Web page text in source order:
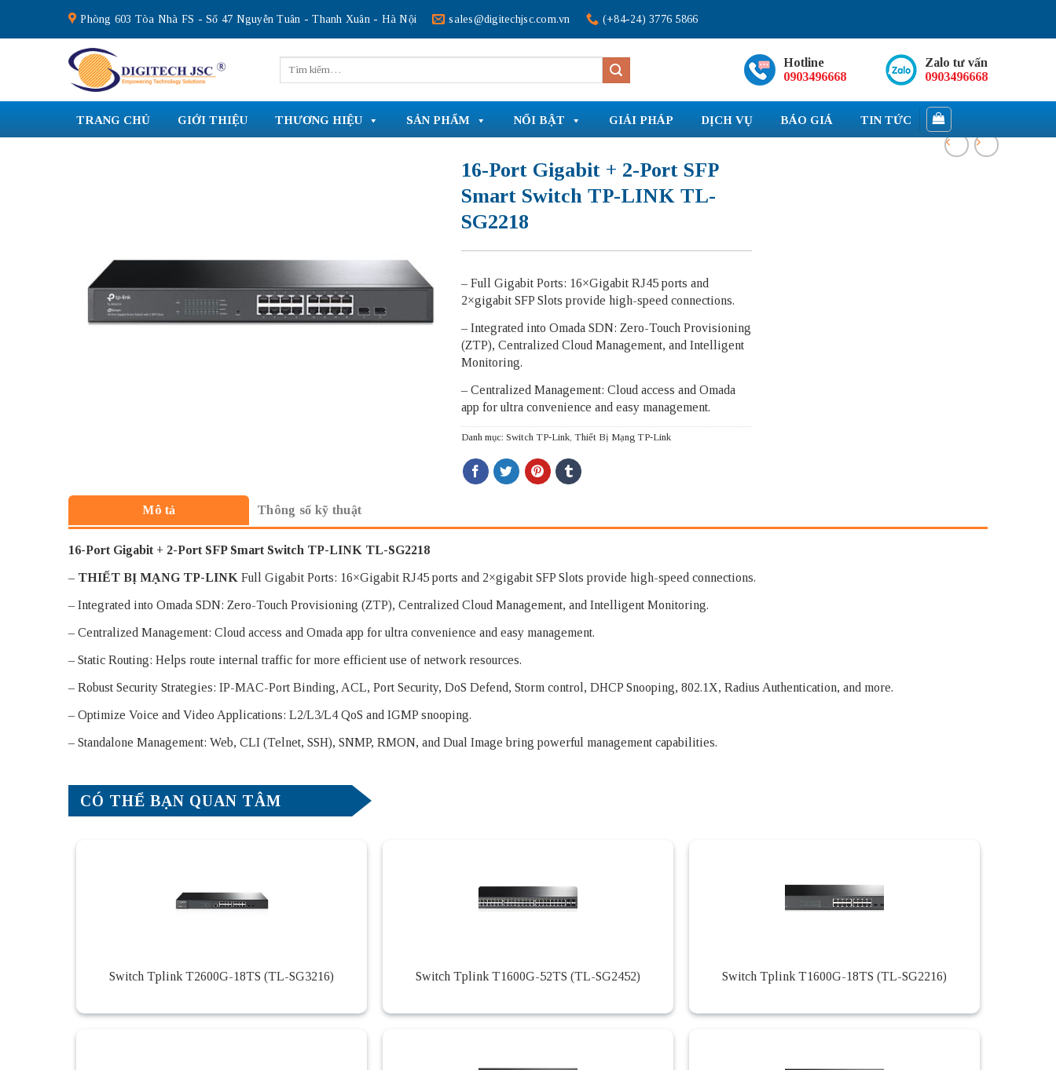
content
Phòng 603 Tòa Nhà FS - Số 47 Nguyễn Tuân - Thanh Xuân - Hà Nội sales@digitechjsc.com.vn (+84-24) 3776 5866
kiếm:
Hotline
0903496668
Zalo tư vấn
0903496668
TRANG CHỦ GIỚI THIỆU THƯƠNG HIỆU SẢN PHẨM NỔI BẬT GIẢI PHÁP DỊCH VỤ BÁO GIÁ TIN TỨC
16-Port Gigabit + 2-Port SFP
Smart Switch TP-LINK TL-
SG2218
– Full Gigabit Ports: 16×Gigabit RJ45 ports and
2×gigabit SFP Slots provide high-speed connections.
– Integrated into Omada SDN: Zero-Touch Provisioning
(ZTP), Centralized Cloud Management, and Intelligent
Monitoring.
– Centralized Management: Cloud access and Omada
app for ultra convenience and easy management.
Danh mục: Switch TP-Link, Thiết Bị Mạng TP-Link
Mô tả Thông số kỹ thuật
16-Port Gigabit + 2-Port SFP Smart Switch TP-LINK TL-SG2218
– THIẾT BỊ MẠNG TP-LINK Full Gigabit Ports: 16×Gigabit RJ45 ports and 2×gigabit SFP Slots provide high-speed connections.
– Integrated into Omada SDN: Zero-Touch Provisioning (ZTP), Centralized Cloud Management, and Intelligent Monitoring.
– Centralized Management: Cloud access and Omada app for ultra convenience and easy management.
– Static Routing: Helps route internal traffic for more efficient use of network resources.
– Robust Security Strategies: IP-MAC-Port Binding, ACL, Port Security, DoS Defend, Storm control, DHCP Snooping, 802.1X, Radius Authentication, and more.
– Optimize Voice and Video Applications: L2/L3/L4 QoS and IGMP snooping.
– Standalone Management: Web, CLI (Telnet, SSH), SNMP, RMON, and Dual Image bring powerful management capabilities.
CÓ THỂ BẠN QUAN TÂM
Switch Tplink T2600G-18TS (TL-SG3216) Switch Tplink T1600G-52TS (TL-SG2452) Switch Tplink T1600G-18TS (TL-SG2216)